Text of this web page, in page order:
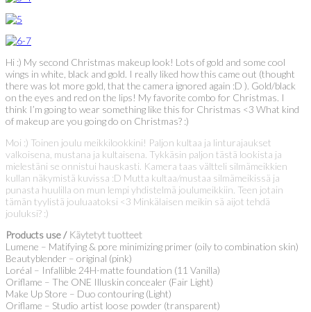
Hi :) My second Christmas makeup look! Lots of gold and some cool
wings in white, black and gold. I really liked how this came out (thought
there was lot more gold, that the camera ignored again :D ). Gold/black
on the eyes and red on the lips! My favorite combo for Christmas. I
think I’m going to wear something like this for Christmas <3 What kind
of makeup are you going do on Christmas? :)
Moi :) Toinen joulu meikkilookkini! Paljon kultaa ja linturajaukset
valkoisena, mustana ja kultaisena. Tykkäsin paljon tästä lookista ja
mielestäni se onnistui hauskasti. Kamera taas vältteli silmämeikkien
kullan näkymistä kuvissa :D Mutta kultaa/mustaa silmämeikissä ja
punasta huulilla on mun lempi yhdistelmä joulumeikkiin. Teen jotain
tämän tyylistä jouluaatoksi <3 Minkälaisen meikin sä aijot tehdä
jouluksi? :)
Products use / Käytetyt tuotteet
Lumene – Matifying & pore minimizing primer (oily to combination skin)
Beautyblender – original (pink)
Loréal – Infallible 24H-matte foundation (11 Vanilla)
Oriflame – The ONE Illuskin concealer (Fair Light)
Make Up Store – Duo contouring (Light)
Oriflame – Studio artist loose powder (transparent)